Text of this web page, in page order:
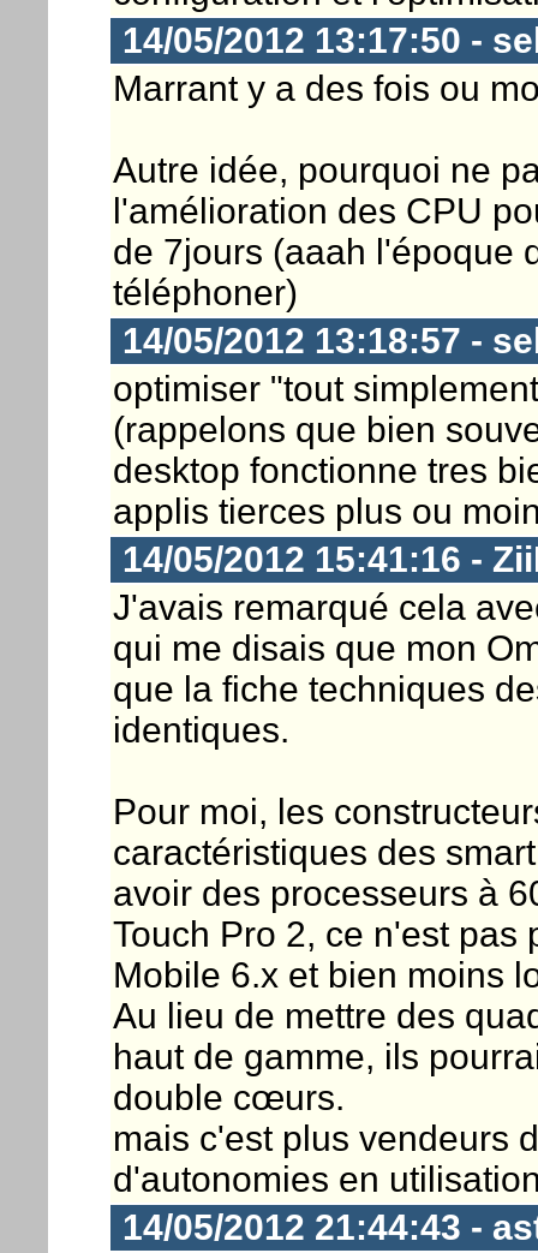
14/05/2012 13:17:50 -
Marrant y a des fois ou
Autre idée, pourquoi ne
l'amélioration des CPU
de 7jours (aaah l'époque
téléphoner)
14/05/2012 13:18:57 -
optimiser "tout
(rappelons que bien
desktop fonctionne tres
applis tierces plus ou
14/05/2012 15:41:16 -
J'avais remarqué cela
qui me disais que mon
que la fiche techniques
identiques.
Pour moi, les
caractéristiques des
avoir des processeurs à
Touch Pro 2, ce n'est pas
Mobile 6.x et bien moins
Au lieu de mettre des
haut de gamme, ils
double cœurs.
mais c'est plus vendeurs
d'autonomies en
14/05/2012 21:44:43 -